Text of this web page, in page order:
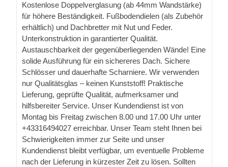
Kostenlose Doppelverglasung (ab 44mm Wandstärke)
für höhere Beständigkeit. Fußbodendielen (als Zubehör
erhältlich) und Dachbretter mit Nut und Feder.
Unterkonstruktion in garantierter Qualität.
Austauschbarkeit der gegenüberliegenden Wände! Eine
solide Ausführung für ein sichereres Dach. Sichere
Schlösser und dauerhafte Scharniere. Wir verwenden
nur Qualitätsglas – keinen Kunststoff! Praktische
Lieferung, geprüfte Qualität, aufmerksamer und
hilfsbereiter Service. Unser Kundendienst ist von
Montag bis Freitag zwischen 8.00 und 17.00 Uhr unter
+43316494027 erreichbar. Unser Team steht Ihnen bei
Schwierigkeiten immer zur Seite und unser
Kundendienst bleibt verfügbar, um eventuelle Probleme
nach der Lieferung in kürzester Zeit zu lösen. Sollten